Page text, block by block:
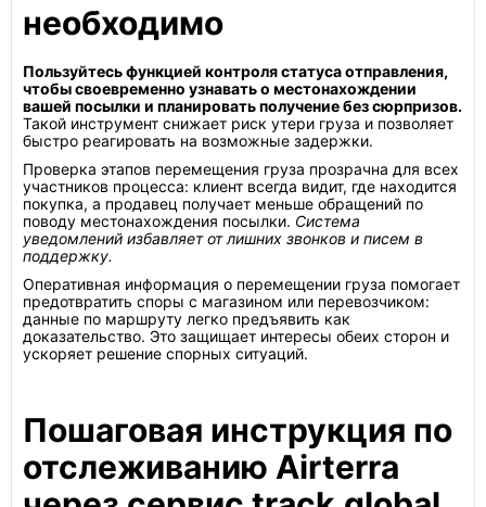
необходимо
Пользуйтесь функцией контроля статуса отправления,
чтобы своевременно узнавать о местонахождении
вашей посылки и планировать получение без сюрпризов.
Такой инструмент снижает риск утери груза и позволяет
быстро реагировать на возможные задержки.
Проверка этапов перемещения груза прозрачна для всех
участников процесса: клиент всегда видит, где находится
покупка, а продавец получает меньше обращений по
поводу местонахождения посылки. Система
уведомлений избавляет от лишних звонков и писем в
поддержку.
Оперативная информация о перемещении груза помогает
предотвратить споры с магазином или перевозчиком:
данные по маршруту легко предъявить как
доказательство. Это защищает интересы обеих сторон и
ускоряет решение спорных ситуаций.
Пошаговая инструкция по
отслеживанию Airterra